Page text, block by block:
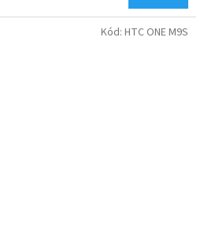
Kód: HTC ONE M9S